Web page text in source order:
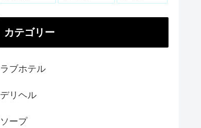
カテゴリー
ラブホテル
デリヘル
ソープ